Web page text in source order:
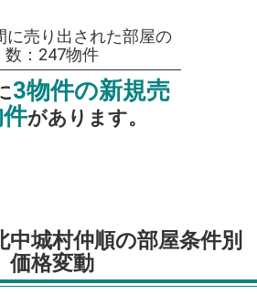
に売り出された部屋の
数：247物件
3物件の新規売
があります。
中城村仲順の部屋条件別
価格変動